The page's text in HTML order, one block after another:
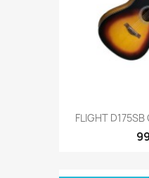
FLIGHT